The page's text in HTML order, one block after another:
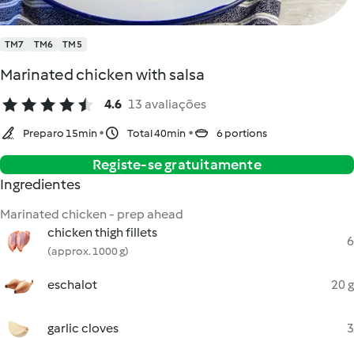
TM7 TM6 TM5
Marinated chicken with salsa
4.6 13 avaliações
Preparo 15min Total 40min 6 portions
Registe-se gratuitamente
Ingredientes
Marinated chicken - prep ahead
chicken thigh fillets
(approx. 1000 g)
6
eschalot 20 g
garlic cloves 3